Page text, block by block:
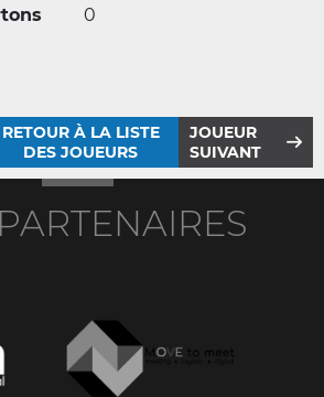
0
RETOUR À LA LISTE
DES JOUEURS
JOUEUR
SUIVANT